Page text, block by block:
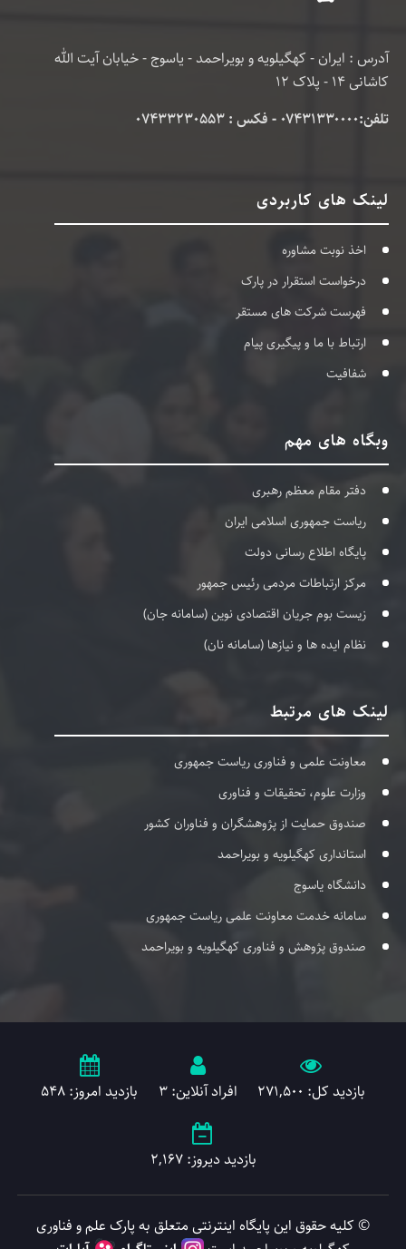
آدرس : ایران - کهگیلویه و بویراحمد - یاسوج - خیابان آیت الله
کاشانی 14 - پلاک 12
تلفن:۰۷۴۳۱۳۳۰۰۰۰ - فکس : 07433230553
لینک های کاربردی
اخذ نوبت مشاوره
درخواست استقرار در پارک
فهرست شرکت های مستقر
ارتباط با ما و پیگیری پیام
شفافیت
وبگاه های مهم
دفتر مقام معظم رهبری
ریاست جمهوری اسلامی ایران
پایگاه اطلاع رسانی دولت
مرکز ارتباطات مردمی رئیس جمهور
زیست بوم جریان اقتصادی نوین (سامانه جان)
نظام ایده ها و نیازها (سامانه نان)
لینک های مرتبط
معاونت علمی و فناوری ریاست جمهوری
وزارت علوم، تحقیقات و فناوری
صندوق حمایت از پژوهشگران و فناوران کشور
استانداری کهگیلویه و بویراحمد
دانشگاه یاسوج
سامانه خدمت معاونت علمی ریاست جمهوری
صندوق پژوهش و فناوری کهگیلویه و بویراحمد
بازدید کل: 271,500 افراد آنلاین: 3 بازدید امروز: 548
بازدید دیروز: 2,167
© کلیه حقوق این پایگاه اینترنتی متعلق به پارک علم و فناوری